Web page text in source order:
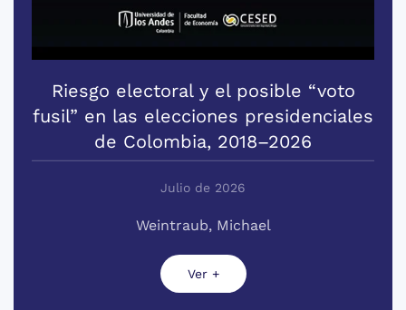
Riesgo electoral y el posible “voto
fusil” en las elecciones presidenciales
de Colombia, 2018–2026
Julio de 2026
Weintraub, Michael
Ver +